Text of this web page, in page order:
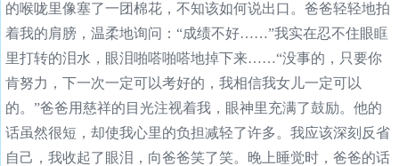
的喉咙里像塞了一团棉花，不知该如何说出口。爸爸轻轻地拍
着我的肩膀，温柔地询问：“成绩不好……”我实在忍不住眼眶
里打转的泪水，眼泪啪嗒啪嗒地掉下来……“没事的，只要你
肯努力，下一次一定可以考好的，我相信我女儿一定可以
的。”爸爸用慈祥的目光注视着我，眼神里充满了鼓励。他的
话虽然很短，却使我心里的负担减轻了许多。我应该深刻反省
自己，我收起了眼泪，向爸爸笑了笑。晚上睡觉时，爸爸的话